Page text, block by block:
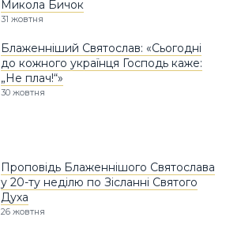
Микола Бичок
31 жовтня
Блаженніший Святослав: «Сьогодні
до кожного українця Господь каже:
„Не плач!“»
30 жовтня
Проповідь Блаженнішого Святослава
у 20-ту неділю по Зісланні Святого
Духа
26 жовтня